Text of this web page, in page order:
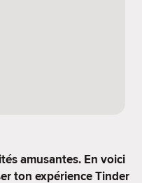
amusantes. En voici
ton expérience Tinder